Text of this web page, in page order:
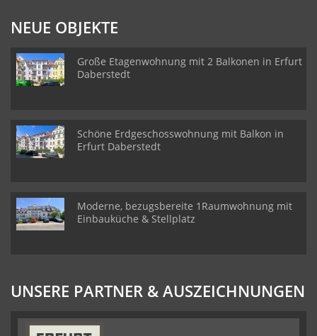
NEUE OBJEKTE
Große Etagenwohnung mit 2 Balkonen in Erfurt
Daberstedt
Schöne Erdgeschosswohnung mit Balkon in
Erfurt Daberstedt
Moderne, bezugsbereite 1Raumwohnung mit
Einbauküche & Stellplatz
UNSERE PARTNER & AUSZEICHNUNGEN